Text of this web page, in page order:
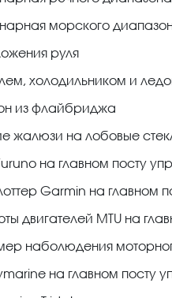
морского
руля
холодильником и
из флайбриджа
жалюзи на лобовые
на главном посту
Garmin на главном
двигателей MTU на
наболюдения
на главном посту